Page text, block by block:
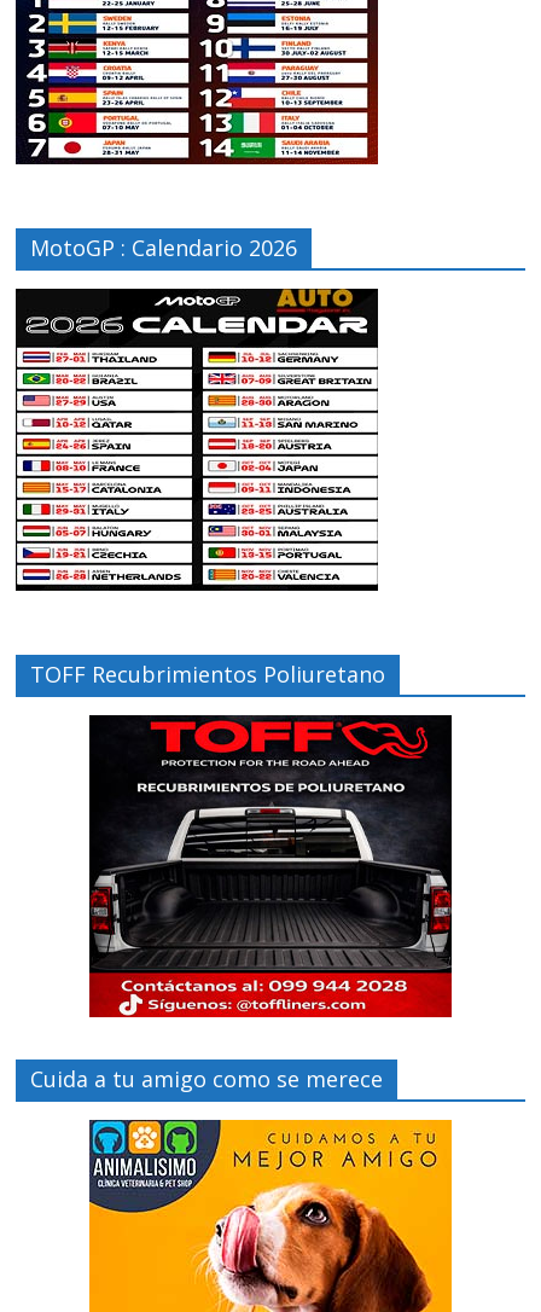
MotoGP : Calendario 2026
TOFF Recubrimientos Poliuretano
Cuida a tu amigo como se merece